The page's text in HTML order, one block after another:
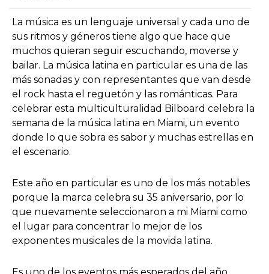
La música es un lenguaje universal y cada uno de
sus ritmos y géneros tiene algo que hace que
muchos quieran seguir escuchando, moverse y
bailar. La música latina en particular es una de las
más sonadas y con representantes que van desde
el rock hasta el reguetón y las románticas. Para
celebrar esta multiculturalidad Bilboard celebra la
semana de la música latina en Miami, un evento
donde lo que sobra es sabor y muchas estrellas en
el escenario.
Este año en particular es uno de los más notables
porque la marca celebra su 35 aniversario, por lo
que nuevamente seleccionaron a mi Miami como
el lugar para concentrar lo mejor de los
exponentes musicales de la movida latina.
Es uno de los eventos más esperados del año